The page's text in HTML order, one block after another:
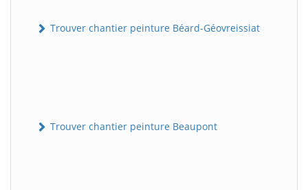
Trouver chantier peinture Béard-Géovreissiat
Trouver chantier peinture Beaupont